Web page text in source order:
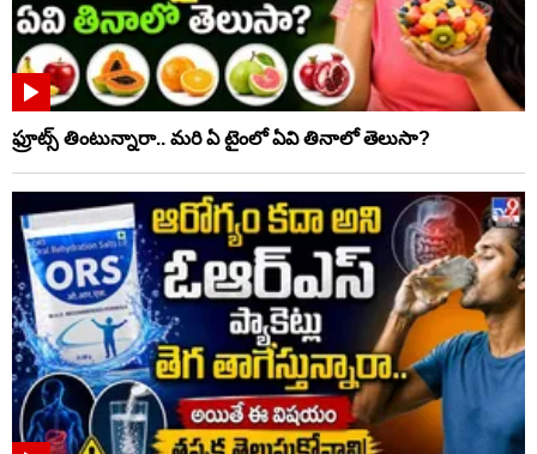
ఫ్రూట్స్‌ తింటున్నారా.. మరి ఏ టైంలో ఏవి తినాలో తెలుసా?